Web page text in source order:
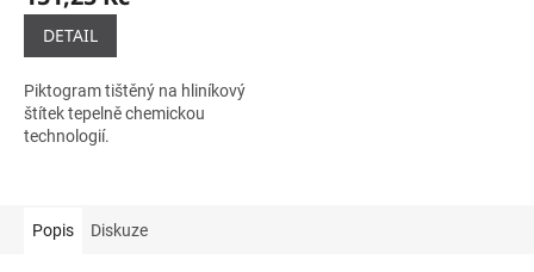
DETAIL
Piktogram tištěný na hliníkový
štítek tepelně chemickou
technologií.
Popis Diskuze